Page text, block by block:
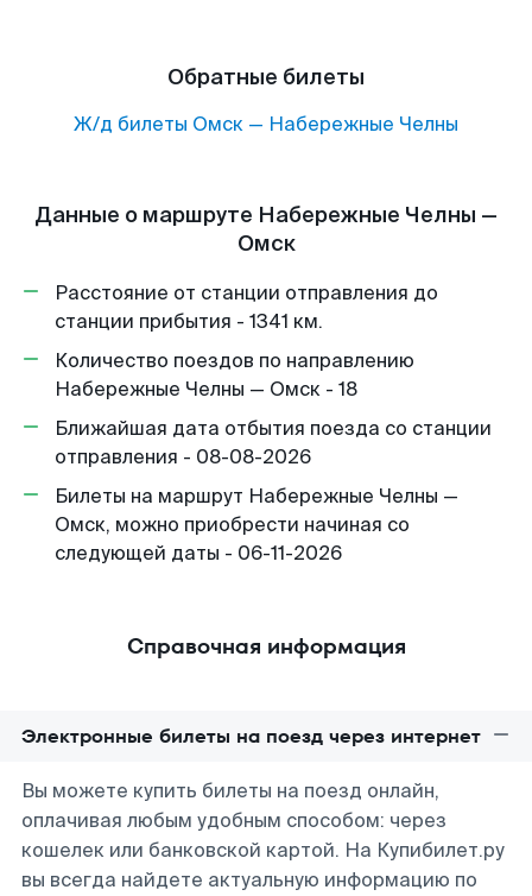
Обратные билеты
Ж/д билеты Омск — Набережные Челны
Данные о маршруте Набережные Челны —
Омск
Расстояние от станции отправления до
станции прибытия - 1341 км.
Количество поездов по направлению
Набережные Челны — Омск - 18
Ближайшая дата отбытия поезда со станции
отправления - 08-08-2026
Билеты на маршрут Набережные Челны —
Омск, можно приобрести начиная со
следующей даты - 06-11-2026
Справочная информация
Электронные билеты на поезд через интернет
Вы можете купить билеты на поезд онлайн,
оплачивая любым удобным способом: через
кошелек или банковской картой. На Купибилет.ру
вы всегда найдете актуальную информацию по